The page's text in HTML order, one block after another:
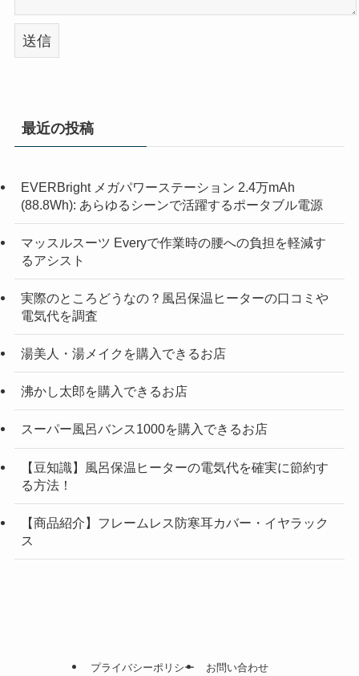
最近の投稿
EVERBright メガパワーステーション 2.4万mAh
(88.8Wh): あらゆるシーンで活躍するポータブル電源
マッスルスーツ Everyで作業時の腰への負担を軽減す
るアシスト
実際のところどうなの？風呂保温ヒーターの口コミや
電気代を調査
湯美人・湯メイクを購入できるお店
沸かし太郎を購入できるお店
スーパー風呂バンス1000を購入できるお店
【豆知識】風呂保温ヒーターの電気代を確実に節約す
る方法！
【商品紹介】フレームレス防寒耳カバー・イヤラック
ス
プライバシーポリシー お問い合わせ